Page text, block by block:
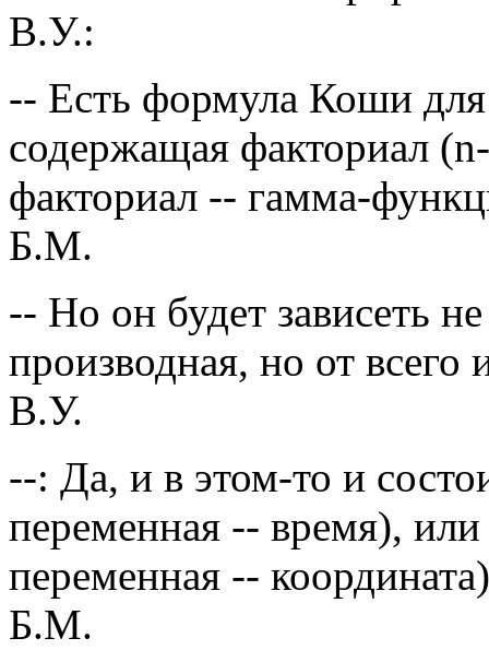
В.У.:
-- Есть формула Коши для
содержащая факториал
факториал -- гамма-
Б.М.
-- Но он будет зависеть
производная, но от всего
В.У.
--: Да, и в этом-то и
переменная -- время),
переменная --
Б.М.